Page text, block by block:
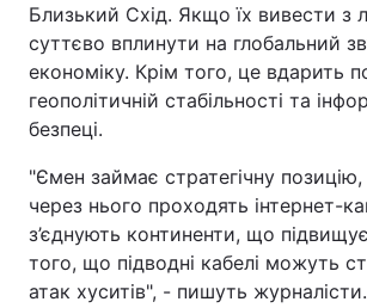
Близький Схід. Якщо їх вивести з
суттєво вплинути на глобальний
економіку. Крім того, це вдарить
геополітичній стабільності та
безпеці.
"Ємен займає стратегічну позицію,
через нього проходять інтернет-
з’єднують континенти, що
того, що підводні кабелі можуть
атак хуситів", - пишуть журналісти.